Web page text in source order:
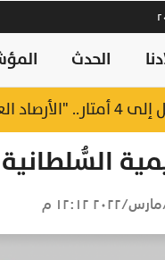
الحدث
تحذر من موج هائج على سواحل بحر العرب